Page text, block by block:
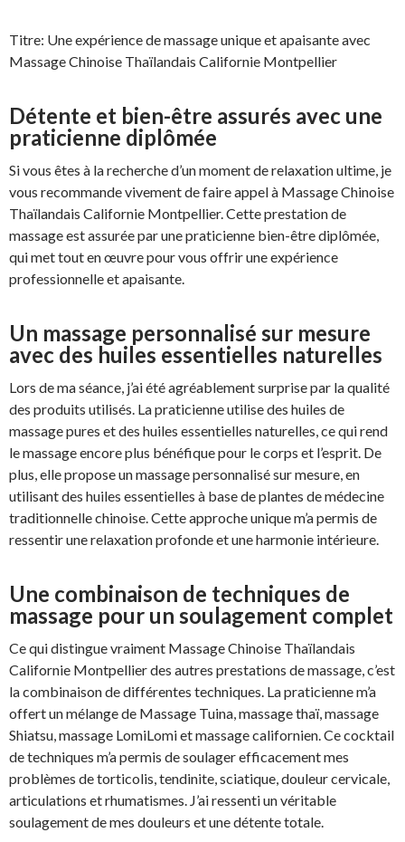
Titre: Une expérience de massage unique et apaisante avec
Massage Chinoise Thaïlandais Californie Montpellier
Détente et bien-être assurés avec une
praticienne diplômée
Si vous êtes à la recherche d’un moment de relaxation ultime, je
vous recommande vivement de faire appel à Massage Chinoise
Thaïlandais Californie Montpellier. Cette prestation de
massage est assurée par une praticienne bien-être diplômée,
qui met tout en œuvre pour vous offrir une expérience
professionnelle et apaisante.
Un massage personnalisé sur mesure
avec des huiles essentielles naturelles
Lors de ma séance, j’ai été agréablement surprise par la qualité
des produits utilisés. La praticienne utilise des huiles de
massage pures et des huiles essentielles naturelles, ce qui rend
le massage encore plus bénéfique pour le corps et l’esprit. De
plus, elle propose un massage personnalisé sur mesure, en
utilisant des huiles essentielles à base de plantes de médecine
traditionnelle chinoise. Cette approche unique m’a permis de
ressentir une relaxation profonde et une harmonie intérieure.
Une combinaison de techniques de
massage pour un soulagement complet
Ce qui distingue vraiment Massage Chinoise Thaïlandais
Californie Montpellier des autres prestations de massage, c’est
la combinaison de différentes techniques. La praticienne m’a
offert un mélange de Massage Tuina, massage thaï, massage
Shiatsu, massage LomiLomi et massage californien. Ce cocktail
de techniques m’a permis de soulager efficacement mes
problèmes de torticolis, tendinite, sciatique, douleur cervicale,
articulations et rhumatismes. J’ai ressenti un véritable
soulagement de mes douleurs et une détente totale.